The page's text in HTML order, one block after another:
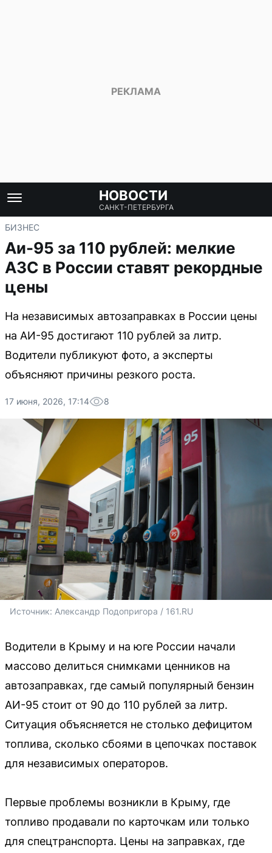
НОВОСТИ
САНКТ-ПЕТЕРБУРГА
БИЗНЕС
Аи-95 за 110 рублей: мелкие
АЗС в России ставят рекордные
цены
На независимых автозаправках в России цены
на АИ-95 достигают 110 рублей за литр.
Водители публикуют фото, а эксперты
объясняют причины резкого роста.
17 июня, 2026, 17:14 8
Источник: Александр Подопригора / 161.RU
Водители в Крыму и на юге России начали
массово делиться снимками ценников на
автозаправках, где самый популярный бензин
АИ-95 стоит от 90 до 110 рублей за литр.
Ситуация объясняется не столько дефицитом
топлива, сколько сбоями в цепочках поставок
для независимых операторов.
Первые проблемы возникли в Крыму, где
топливо продавали по карточкам или только
для спецтранспорта. Цены на заправках, где